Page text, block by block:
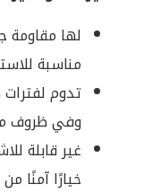
لها مقاومة
مناسبة
تدوم
وفي ظروف
غير قابلة
خيارًا آمنًا